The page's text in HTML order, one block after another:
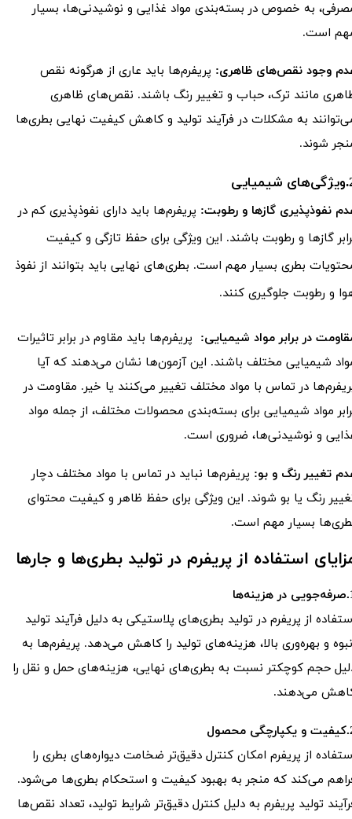
به خصوص در بسته‌بندی مواد غذایی و نوشیدنی‌ها، بسیار
است.
وجود نقص‌های ظاهری: پریفرم‌ها باید عاری از هرگونه نقص
مانند ترک، حباب و تغییر رنگ باشند. نقص‌های ظاهری
به مشکلات در فرآیند تولید و کاهش کیفیت نهایی بطری‌ها
شوند.
نفوذپذیری گازها و رطوبت: پریفرم‌ها باید دارای نفوذپذیری کم در
گازها و رطوبت باشند. این ویژگی برای حفظ تازگی و کیفیت
بطری بسیار مهم است. بطری‌های نهایی باید بتوانند از نفوذ
و رطوبت جلوگیری کنند.
در برابر مواد شیمیایی: پریفرم‌ها باید مقاوم در برابر تاثیرات
شیمیایی مختلف باشند. این آزمون‌ها نشان می‌دهند که آیا
در تماس با مواد مختلف تغییر می‌کنند یا خیر. مقاومت در
مواد شیمیایی برای بسته‌بندی محصولات مختلف، از جمله مواد
و نوشیدنی‌ها، ضروری است.
تغییر رنگ و بو: پریفرم‌ها نباید در تماس با مواد مختلف دچار
رنگ یا بو شوند. این ویژگی برای حفظ ظاهر و کیفیت محتوای
بسیار مهم است.
استفاده از پریفرم در تولید بطری‌ها و جارها
از پریفرم در تولید بطری‌های پلاستیکی به دلیل فرآیند تولید
و بهره‌وری بالا، هزینه‌های تولید را کاهش می‌دهد. پریفرم‌ها به
حجم کوچکتر نسبت به بطری‌های نهایی، هزینه‌های حمل و نقل را
می‌دهند.
محصول
از پریفرم امکان کنترل دقیق‌تر ضخامت دیواره‌های بطری را
می‌کند که منجر به بهبود کیفیت و استحکام بطری‌ها می‌شود.
تولید پریفرم به دلیل کنترل دقیق‌تر شرایط تولید، تعداد نقص‌ها